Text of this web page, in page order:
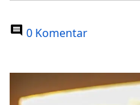
0 Komentar